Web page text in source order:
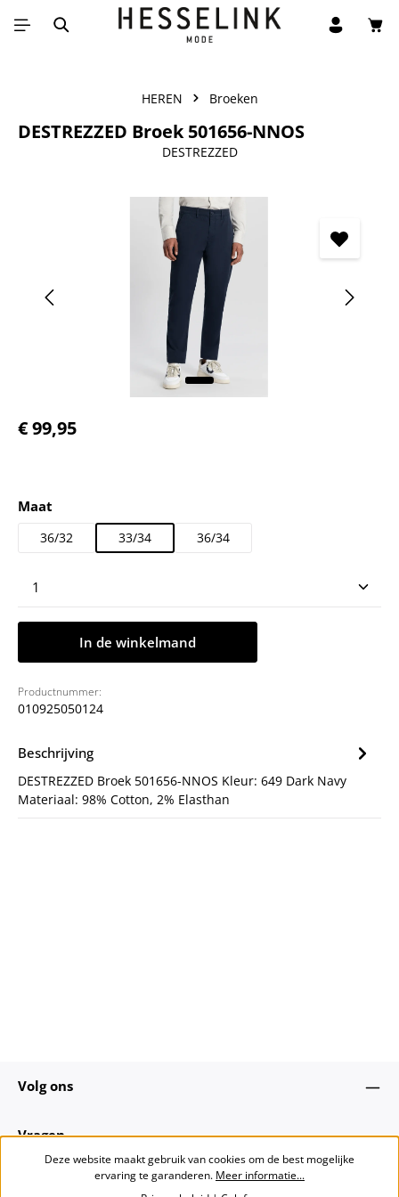
Ga naar de hoofdinhoud
HEREN Broeken
DESTREZZED Broek 501656-NNOS
DESTREZZED
Afbeeldingengalerij overslaan
Normale prijs:
€ 99,95
Selecteer
Maat
36/32 33/34 36/34
Producthoeveelheid: Voer de gewenste
In de winkelmand
Productnummer:
010925050124
Beschrijving
DESTREZZED Broek 501656-NNOS Kleur: 649 Dark Navy
Materiaal: 98% Cotton, 2% Elasthan
Volg ons
Vragen
Deze website maakt gebruik van cookies om de best mogelijke
ervaring te garanderen. Meer informatie...